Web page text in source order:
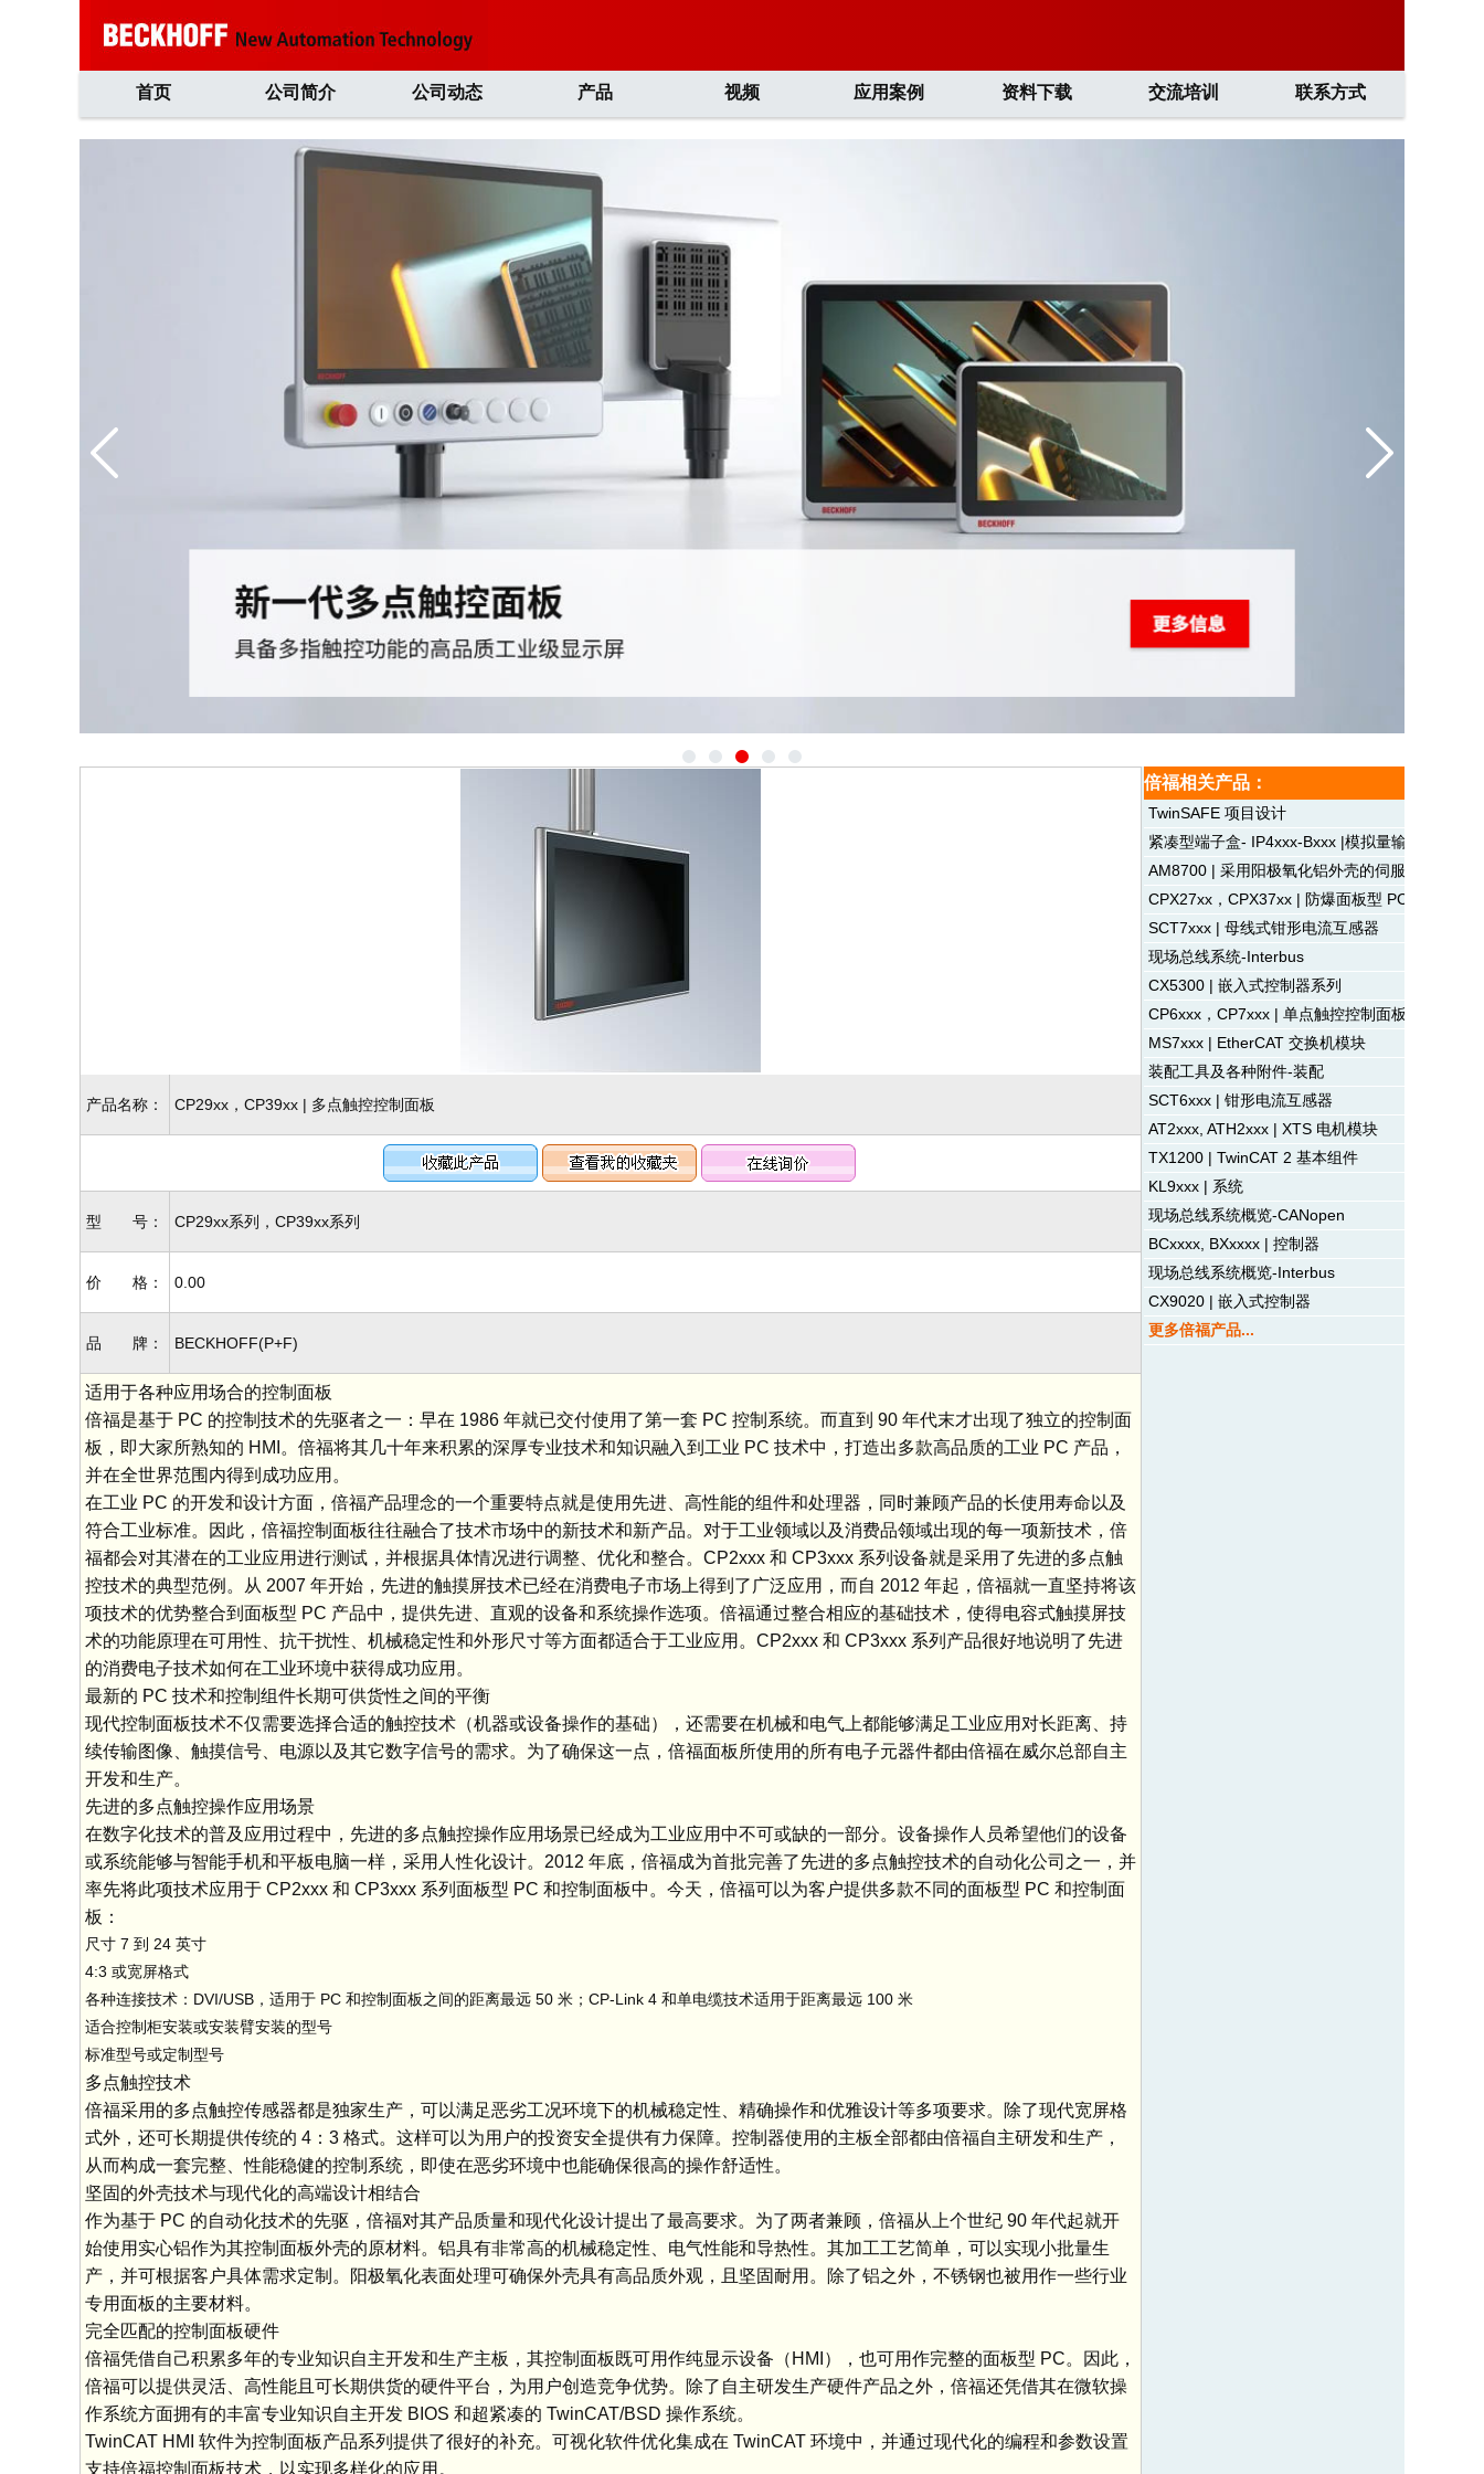
首页 公司简介 公司动态 产品 视频 应用案例 资料下载 交流培训 联系方式
产品名称： CP29xx，CP39xx | 多点触控控制面板
型 号： CP29xx系列，CP39xx系列
价 格： 0.00
品 牌： BECKHOFF(P+F)
适用于各种应用场合的控制面板
倍福是基于 PC 的控制技术的先驱者之一：早在 1986 年就已交付使用了第一套 PC 控制系统。而直到 90 年代末才出现了独立的控制面
板，即大家所熟知的 HMI。倍福将其几十年来积累的深厚专业技术和知识融入到工业 PC 技术中，打造出多款高品质的工业 PC 产品，
并在全世界范围内得到成功应用。
在工业 PC 的开发和设计方面，倍福产品理念的一个重要特点就是使用先进、高性能的组件和处理器，同时兼顾产品的长使用寿命以及
符合工业标准。因此，倍福控制面板往往融合了技术市场中的新技术和新产品。对于工业领域以及消费品领域出现的每一项新技术，倍
福都会对其潜在的工业应用进行测试，并根据具体情况进行调整、优化和整合。CP2xxx 和 CP3xxx 系列设备就是采用了先进的多点触
控技术的典型范例。从 2007 年开始，先进的触摸屏技术已经在消费电子市场上得到了广泛应用，而自 2012 年起，倍福就一直坚持将该
项技术的优势整合到面板型 PC 产品中，提供先进、直观的设备和系统操作选项。倍福通过整合相应的基础技术，使得电容式触摸屏技
术的功能原理在可用性、抗干扰性、机械稳定性和外形尺寸等方面都适合于工业应用。CP2xxx 和 CP3xxx 系列产品很好地说明了先进
的消费电子技术如何在工业环境中获得成功应用。
最新的 PC 技术和控制组件长期可供货性之间的平衡
现代控制面板技术不仅需要选择合适的触控技术（机器或设备操作的基础），还需要在机械和电气上都能够满足工业应用对长距离、持
续传输图像、触摸信号、电源以及其它数字信号的需求。为了确保这一点，倍福面板所使用的所有电子元器件都由倍福在威尔总部自主
开发和生产。
先进的多点触控操作应用场景
在数字化技术的普及应用过程中，先进的多点触控操作应用场景已经成为工业应用中不可或缺的一部分。设备操作人员希望他们的设备
或系统能够与智能手机和平板电脑一样，采用人性化设计。2012 年底，倍福成为首批完善了先进的多点触控技术的自动化公司之一，并
率先将此项技术应用于 CP2xxx 和 CP3xxx 系列面板型 PC 和控制面板中。今天，倍福可以为客户提供多款不同的面板型 PC 和控制面
板：
尺寸 7 到 24 英寸
4:3 或宽屏格式
各种连接技术：DVI/USB，适用于 PC 和控制面板之间的距离最远 50 米；CP-Link 4 和单电缆技术适用于距离最远 100 米
适合控制柜安装或安装臂安装的型号
标准型号或定制型号
多点触控技术
倍福采用的多点触控传感器都是独家生产，可以满足恶劣工况环境下的机械稳定性、精确操作和优雅设计等多项要求。除了现代宽屏格
式外，还可长期提供传统的 4：3 格式。这样可以为用户的投资安全提供有力保障。控制器使用的主板全部都由倍福自主研发和生产，
从而构成一套完整、性能稳健的控制系统，即使在恶劣环境中也能确保很高的操作舒适性。
坚固的外壳技术与现代化的高端设计相结合
作为基于 PC 的自动化技术的先驱，倍福对其产品质量和现代化设计提出了最高要求。为了两者兼顾，倍福从上个世纪 90 年代起就开
始使用实心铝作为其控制面板外壳的原材料。铝具有非常高的机械稳定性、电气性能和导热性。其加工工艺简单，可以实现小批量生
产，并可根据客户具体需求定制。阳极氧化表面处理可确保外壳具有高品质外观，且坚固耐用。除了铝之外，不锈钢也被用作一些行业
专用面板的主要材料。
完全匹配的控制面板硬件
倍福凭借自己积累多年的专业知识自主开发和生产主板，其控制面板既可用作纯显示设备（HMI），也可用作完整的面板型 PC。因此，
倍福可以提供灵活、高性能且可长期供货的硬件平台，为用户创造竞争优势。除了自主研发生产硬件产品之外，倍福还凭借其在微软操
作系统方面拥有的丰富专业知识自主开发 BIOS 和超紧凑的 TwinCAT/BSD 操作系统。
TwinCAT HMI 软件为控制面板产品系列提供了很好的补充。可视化软件优化集成在 TwinCAT 环境中，并通过现代化的编程和参数设置
支持倍福控制面板技术，以实现多样化的应用。
倍福相关产品：
TwinSAFE 项目设计
紧凑型端子盒- IP4xxx-Bxxx |模拟量输出
AM8700 | 采用阳极氧化铝外壳的伺服电机
CPX27xx，CPX37xx | 防爆面板型 PC
SCT7xxx | 母线式钳形电流互感器
现场总线系统-Interbus
CX5300 | 嵌入式控制器系列
CP6xxx，CP7xxx | 单点触控控制面板
MS7xxx | EtherCAT 交换机模块
装配工具及各种附件-装配
SCT6xxx | 钳形电流互感器
AT2xxx, ATH2xxx | XTS 电机模块
TX1200 | TwinCAT 2 基本组件
KL9xxx | 系统
现场总线系统概览-CANopen
BCxxxx, BXxxxx | 控制器
现场总线系统概览-Interbus
CX9020 | 嵌入式控制器
更多倍福产品...